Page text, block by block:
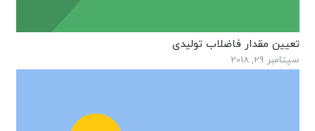
تعیین مقدار فاضلاب تولیدی
سپتامبر 29, 2018